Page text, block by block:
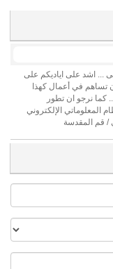
... اشد على اياديكم على
تساهم في أعمال كهذا
كما نرجو ان تطور
المعلوماتي الإلكتروني